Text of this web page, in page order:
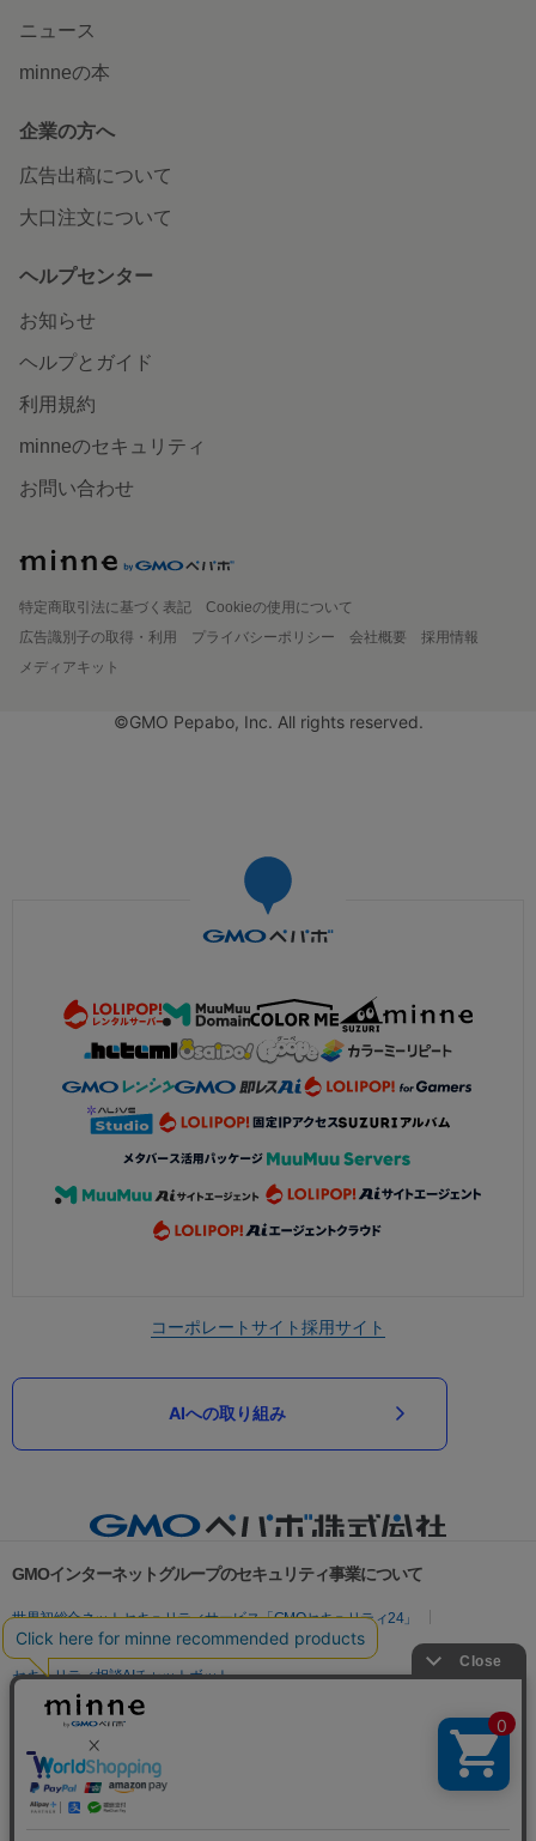
ニュース
minneの本
企業の方へ
広告出稿について
大口注文について
ヘルプセンター
お知らせ
ヘルプとガイド
利用規約
minneのセキュリティ
お問い合わせ
特定商取引法に基づく表記
Cookieの使用について
広告識別子の取得・利用
プライバシーポリシー 会社概要
採用情報
メディアキット
©GMO Pepabo, Inc. All rights reserved.
コーポレートサイト採用サイト
AIへの取り組み
GMOインターネットグループのセキュリティ事業について
世界初総合ネットセキュリティサービス「GMOセキュリティ24」
パスワード漏洩診断
Webサイトリスク診断
セキュリティ相談AIチャットボット
実在証明・盗聴対策
サイバー攻撃対策（GMO Flatt Security）
セキュリティ事業の軌跡